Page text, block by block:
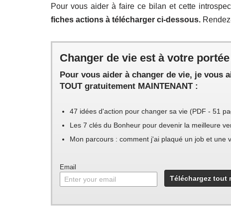
Pour vous aider à faire ce bilan et cette
fiches actions à télécharger ci-dessous.
Changer de vie est à votre
Pour vous aider à changer de vie, je vous
TOUT gratuitement MAINTENANT :
47 idées d'action pour changer sa vie (PDF - 51
Les 7 clés du Bonheur pour devenir la meilleure
Mon parcours : comment j'ai plaqué un job et
Email